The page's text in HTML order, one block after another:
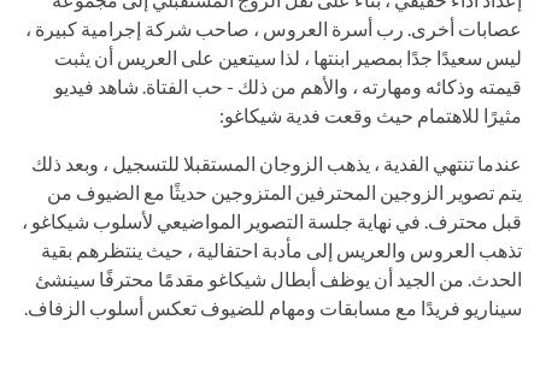
عصابات أخرى. رب أسرة العروس ، صاحب شركة إجرامية كبيرة ،
ليس سعيدًا جدًا بمصير ابنتها ، لذا سيتعين على العريس أن يثبت
قيمته وذكائه ومهارته ، والأهم من ذلك - حب الفتاة. شاهد فيديو
مثيرًا للاهتمام حيث وقعت فدية شيكاغو:
عندما تنتهي الفدية ، يذهب الزوجان المستقبلا للتسجيل ، وبعد ذلك
يتم تصوير الزوجين المحترفين المتزوجين حديثًا مع الضيوف من
قبل محترف. في نهاية جلسة التصوير المواضيعي لأسلوب شيكاغو ،
تذهب العروس والعريس إلى مأدبة احتفالية ، حيث ينتظرهم بقية
الحدث. من الجيد أن يوظف أبطال شيكاغو مقدمًا محترفًا سينشئ
سيناريو فريدًا مع مسابقات ومهام للضيوف تعكس أسلوب الزفاف.